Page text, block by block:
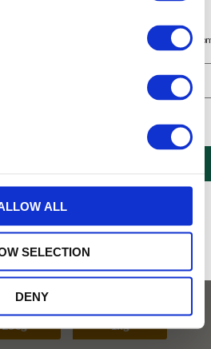
ALL
SELECTION
DENY
250g 1kg
köp på nätet och ta del av erbjudanden året
på Tehusetjava.se. Rabatten fungerar endast på